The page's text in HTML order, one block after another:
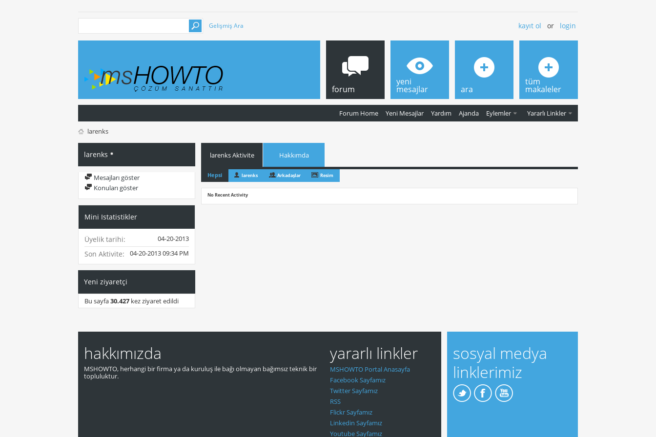
Gelişmiş Ara kayıt ol or login
forum
Forum Home Yeni Mesajlar Yardım Ajanda Eylemler Yararlı Linkler
yeni
mesajlar ara
tüm
makaleler
larenks
larenks
Mesajları göster
Konuları göster
Mini Istatistikler
Üyelik tarihi 04-20-2013
Son Aktivite 04-20-201309:34 PM
Yeni ziyaretçi
Bu sayfa30.427 kez ziyaret edildi
larenks Aktivite Hakkımda
Hepsi larenks Arkadaşlar Resim
No Recent Activity
hakkımızda
MSHOWTO, herhangi bir firma ya da kuruluş ile bağı olmayan bağımsız teknik bir
topluluktur.
yararlı linkler
MSHOWTO Portal Anasayfa
Facebook Sayfamız
Twitter Sayfamız
RSS
Flickr Sayfamız
Linkedin Sayfamız
Youtube Sayfamız
sosyal medya
linklerimiz